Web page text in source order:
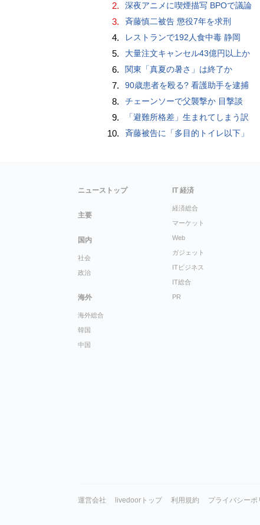
2. 深夜アニメに喫煙描写 BPOで議論
3. 斉藤慎二被告 懲役7年を求刑
4. レストランで192人食中毒 静岡
5. 大量注文キャンセル43億円以上か
6. 関東「真夏の暑さ」は終了か
7. 90歳患者を殴る? 看護助手を逮捕
8. チェーンソーで父襲撃か 目撃談
9. 「避難所格差」生まれてしまう訳
10. 斉藤被告に「多目的トイレ以下」
ニューストップ
主要
国内
社会
政治
海外
海外総合
韓国
中国
IT 経済
経済総合
マーケット
Web
ガジェット
ITビジネス
IT総合
PR
運営会社 livedoorトップ 利用規約 プライバシーポ